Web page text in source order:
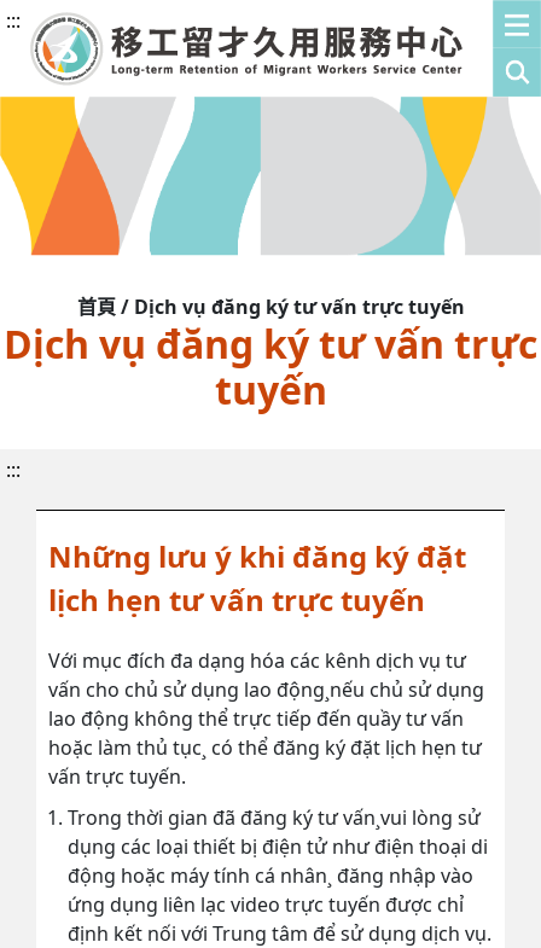
:::
首頁 / Dịch vụ đăng ký tư vấn trực tuyến
Dịch vụ đăng ký tư vấn trực
tuyến
:::
Những lưu ý khi đăng ký đặt
lịch hẹn tư vấn trực tuyến
Với mục đích đa dạng hóa các kênh dịch vụ tư
vấn cho chủ sử dụng lao động¸nếu chủ sử dụng
lao động không thể trực tiếp đến quầy tư vấn
hoặc làm thủ tục¸ có thể đăng ký đặt lịch hẹn tư
vấn trực tuyến.
Trong thời gian đã đăng ký tư vấn¸vui lòng sử
dụng các loại thiết bị điện tử như điện thoại di
động hoặc máy tính cá nhân¸ đăng nhập vào
ứng dụng liên lạc video trực tuyến được chỉ
định kết nối với Trung tâm để sử dụng dịch vụ.